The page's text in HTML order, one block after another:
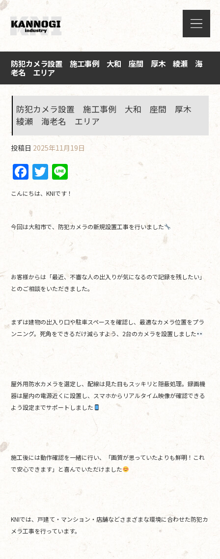
防犯カメラ設置 施工事例 大和 座間 厚木 綾瀬 海
老名 エリア
防犯カメラ設置 施工事例 大和 座間 厚木
綾瀬 海老名 エリア
投稿日 2025年11月19日
F
a
c
e
b
k
T
w
itt
er
Li
n
e
こんにちは、KNIです！
今回は大和市で、防犯カメラの新規設置工事を行いました
お客様からは「最近、不審な人の出入りが気になるので記録を残したい」
とのご相談をいただきました。
まずは建物の出入り口や駐車スペースを確認し、最適なカメラ位置をプラ
ンニング。死角をできるだけ減らすよう、2台のカメラを設置しました
屋外用防水カメラを選定し、配線は見た目もスッキリと隠蔽処理。録画機
器は屋内の電源近くに設置し、スマホからリアルタイム映像が確認できる
よう設定までサポートしました
施工後には動作確認を一緒に行い、「画質が思っていたよりも鮮明！これ
で安心できます」と喜んでいただけました
KNIでは、戸建て・マンション・店舗などさまざまな環境に合わせた防犯カ
メラ工事を行っています。